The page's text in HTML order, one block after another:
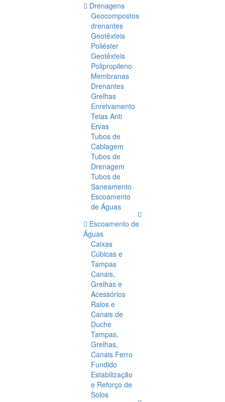
Drenagens
Geocompostos
drenantes
Geotêxteis
Poliéster
Geotêxteis
Polipropileno
Membranas
Drenantes
Grelhas
Enrelvamento
Telas Anti
Ervas
Tubos de
Cablagem
Tubos de
Drenagem
Tubos de
Saneamento
Escoamento
de Águas
Escoamento de
Águas
Caixas
Cúbicas e
Tampas
Canais,
Grelhas e
Acessórios
Ralos e
Canais de
Duche
Tampas,
Grelhas,
Canais Ferro
Fundido
Estabilização
e Reforço de
Solos